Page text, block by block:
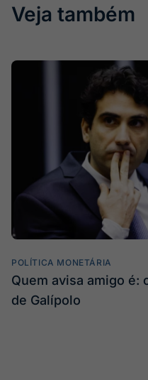
Veja também
POLÍTICA MONETÁRIA
Quem avisa amigo é:
de Galípolo